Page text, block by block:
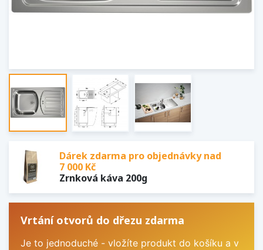
Dárek zdarma pro objednávky nad
7 000 Kč
Zrnková káva 200g
Vrtání otvorů do dřezu zdarma
Je to jednoduché - vložíte produkt do košíku a v